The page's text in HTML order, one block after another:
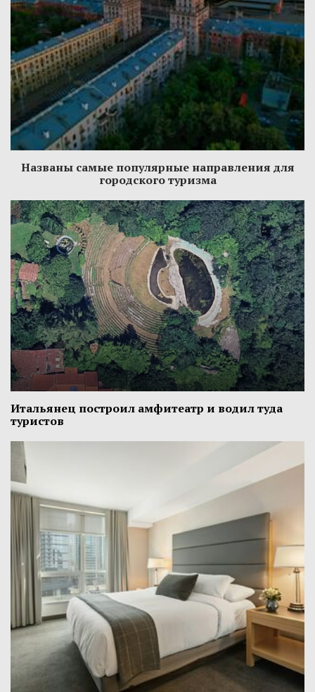
Названы самые популярные направления для
городского туризма
Итальянец построил амфитеатр и водил туда
туристов